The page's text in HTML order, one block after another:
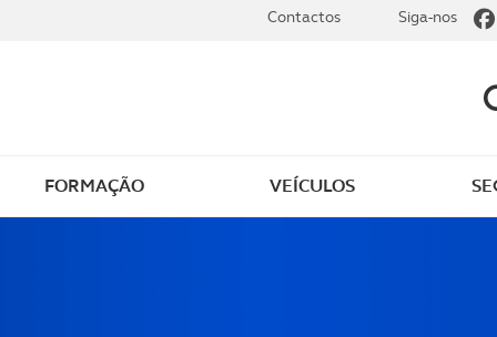
FORMAÇÃO VEÍCULOS
Contactos Siga-nos